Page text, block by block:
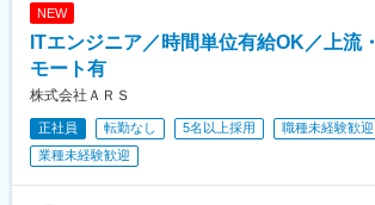
NEW
ITエンジニア／時間単位有給OK／上流
モート有
株式会社ＡＲＳ
正社員 転勤なし 5名以上採用
職種未経験歓迎
業種未経験歓迎